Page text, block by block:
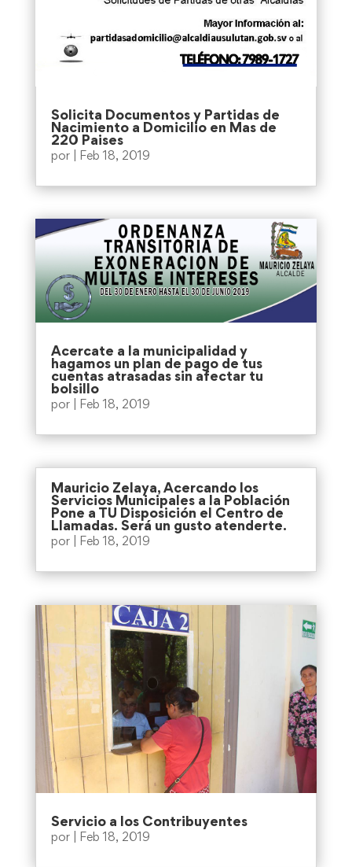
Solicita Documentos y Partidas de
Nacimiento a Domicilio en Mas de
220 Paises
por Feb 18, 2019
Acercate a la municipalidad y
hagamos un plan de pago de tus
cuentas atrasadas sin afectar tu
bolsillo
por Feb 18, 2019
Mauricio Zelaya, Acercando los
Servicios Municipales a la Población
Pone a TU Disposición el Centro de
Llamadas. Será un gusto atenderte.
por Feb 18, 2019
Servicio a los Contribuyentes
por Feb 18, 2019